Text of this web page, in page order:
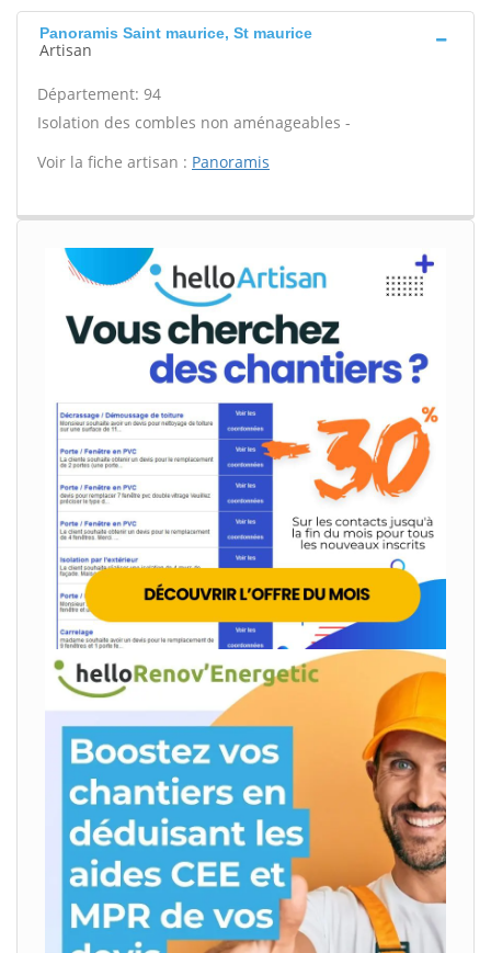
Panoramis Saint maurice, St maurice
Artisan
Département: 94
Isolation des combles non aménageables -
Voir la fiche artisan : Panoramis